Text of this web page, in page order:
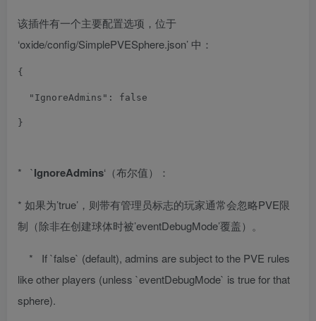
该插件有一个主要配置选项，位于
‘oxide/config/SimplePVESphere.json’ 中：
{
"IgnoreAdmins" : false
}
* `IgnoreAdmins‘（布尔值）：
* 如果为’true’，则带有管理员标志的玩家通常会忽略PVE限
制（除非在创建球体时被’eventDebugMode’覆盖）。
* If `false` (default), admins are subject to the PVE rules
like other players (unless `eventDebugMode` is true for that
sphere).